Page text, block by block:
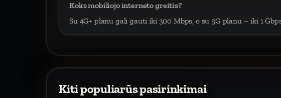
Koks mobiliojo interneto greitis?
Su 4G+ planu gali gauti iki 300 Mbps, o su 5G planu – iki 1
Kiti populiarūs pasirinkimai